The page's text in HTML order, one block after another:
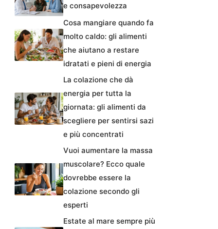
e consapevolezza
Cosa mangiare quando fa
molto caldo: gli alimenti
che aiutano a restare
idratati e pieni di energia
La colazione che dà
energia per tutta la
giornata: gli alimenti da
scegliere per sentirsi sazi
e più concentrati
Vuoi aumentare la massa
muscolare? Ecco quale
dovrebbe essere la
colazione secondo gli
esperti
Estate al mare sempre più